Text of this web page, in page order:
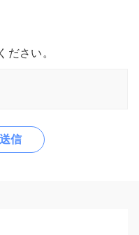
ださい。